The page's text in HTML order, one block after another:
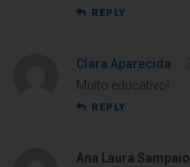
REPLY
Clara Aparecida
Muito educativo!
REPLY
Ana Laura Sampaio